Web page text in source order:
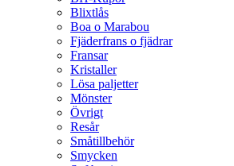
Blixtlås
Boa o Marabou
Fjäderfrans o fjädrar
Fransar
Kristaller
Lösa paljetter
Mönster
Övrigt
Resår
Småtillbehör
Smycken